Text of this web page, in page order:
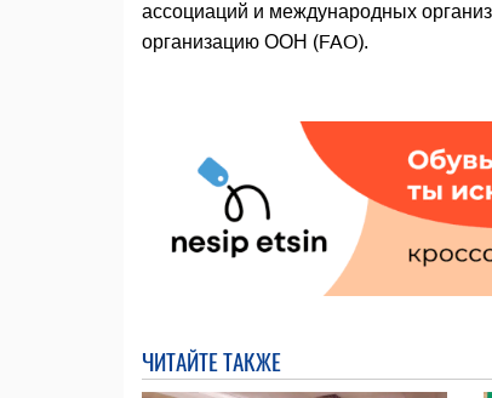
ассоциаций и международных
организацию ООН (FAO).
ЧИТАЙТЕ ТАКЖЕ